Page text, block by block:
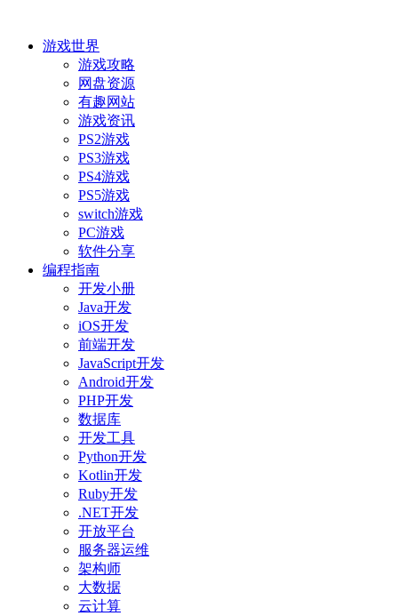
游戏世界
游戏攻略
网盘资源
有趣网站
游戏资讯
PS2游戏
PS3游戏
PS4游戏
PS5游戏
switch游戏
PC游戏
软件分享
编程指南
开发小册
Java开发
iOS开发
前端开发
JavaScript开发
Android开发
PHP开发
数据库
开发工具
Python开发
Kotlin开发
Ruby开发
.NET开发
开放平台
服务器运维
架构师
大数据
云计算